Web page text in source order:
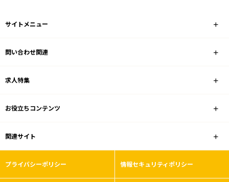
サイトメニュー
問い合わせ関連
求人特集
お役立ちコンテンツ
関連サイト
プライバシーポリシー 情報セキュリティポリシー